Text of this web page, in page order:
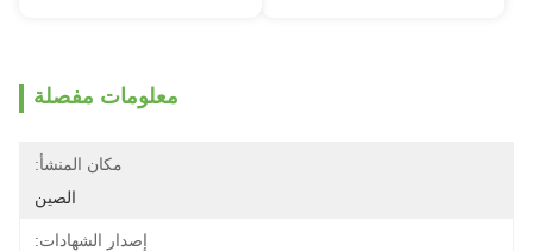
معلومات مفصلة
مكان المنشأ:
الصين
إصدار الشهادات: